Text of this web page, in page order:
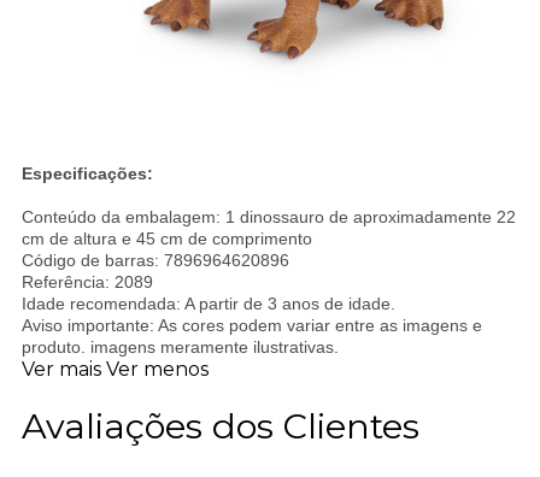
Especificações:
Conteúdo da embalagem: 1 dinossauro de aproximadamente 22
cm de altura e 45 cm de comprimento
Código de barras: 7896964620896
Referência: 2089
Idade recomendada: A partir de 3 anos de idade.
Aviso importante: As cores podem variar entre as imagens e
produto. imagens meramente ilustrativas.
Ver mais Ver menos
Avaliações dos Clientes